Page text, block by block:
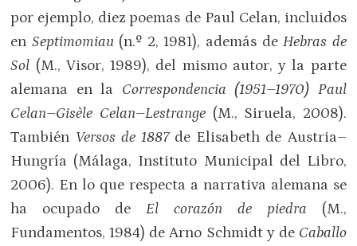
por ejemplo, diez poemas de Paul Celan, incluidos
en Septimomiau (n.º 2, 1981), además deHebras de
Sol (M., Visor, 1989), del mismo autor, y la parte
alemana en la Correspondencia (1951–1970) Paul
Celan–Gisèle Celan–Lestrange (M., Siruela, 2008).
También Versos de 1887 de Elisabeth de Austria–
Hungría (Málaga, Instituto Municipal del Libro,
2006). En lo que respecta a narrativa alemana se
ha ocupado deEl corazón de piedra (M.,
Fundamentos, 1984) de Arno Schmidt y de Caballo